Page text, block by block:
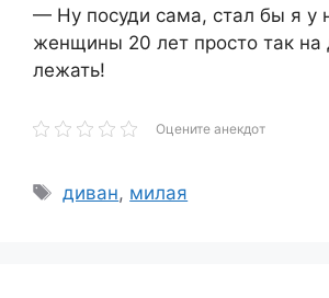
— Ну посуди сама, стал бы я у
женщины 20 лет просто так на
лежать!
Оцените анекдот
Метки
диван, милая